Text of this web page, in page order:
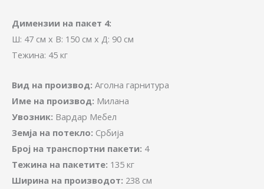
Димензии на пакет 4:
Ш: 47 см x В: 150 см x Д: 90 см
Тежина: 45 кг
Вид на производ: Аголна гарнитура
Име на производ: Милана
Увозник: Вардар Мебел
Земја на потекло: Србија
Број на транспортни пакети: 4
Тежина на пакетите: 135 кг
Ширина на производот: 238 см